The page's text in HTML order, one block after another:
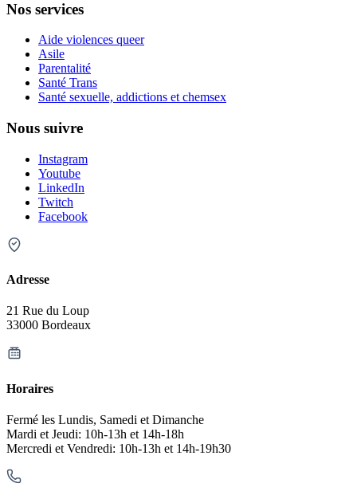
Nos services
Aide violences queer
Asile
Parentalité
Santé Trans
Santé sexuelle, addictions et chemsex
Nous suivre
Instagram
Youtube
LinkedIn
Twitch
Facebook
Adresse
21 Rue du Loup
33000 Bordeaux
Horaires
Fermé les Lundis, Samedi et Dimanche
Mardi et Jeudi: 10h-13h et 14h-18h
Mercredi et Vendredi: 10h-13h et 14h-19h30